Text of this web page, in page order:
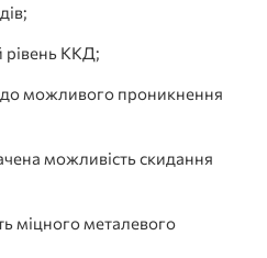
ККД;
проникнення
можливість скидання
металевого